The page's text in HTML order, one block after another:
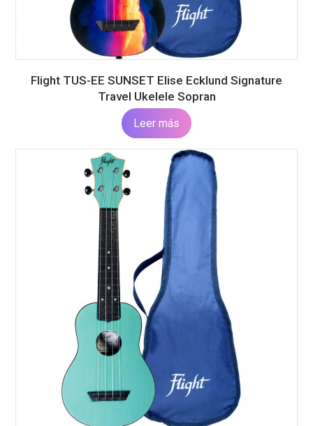
Flight TUS-EE SUNSET Elise Ecklund Signature
Travel Ukelele Sopran
Leer más